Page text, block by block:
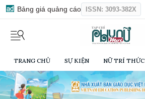
Bảng giá quảng cáo ISSN: 3093-382X
TRANG CHỦ SỰ KIỆN NỮ TRÍ THỨC